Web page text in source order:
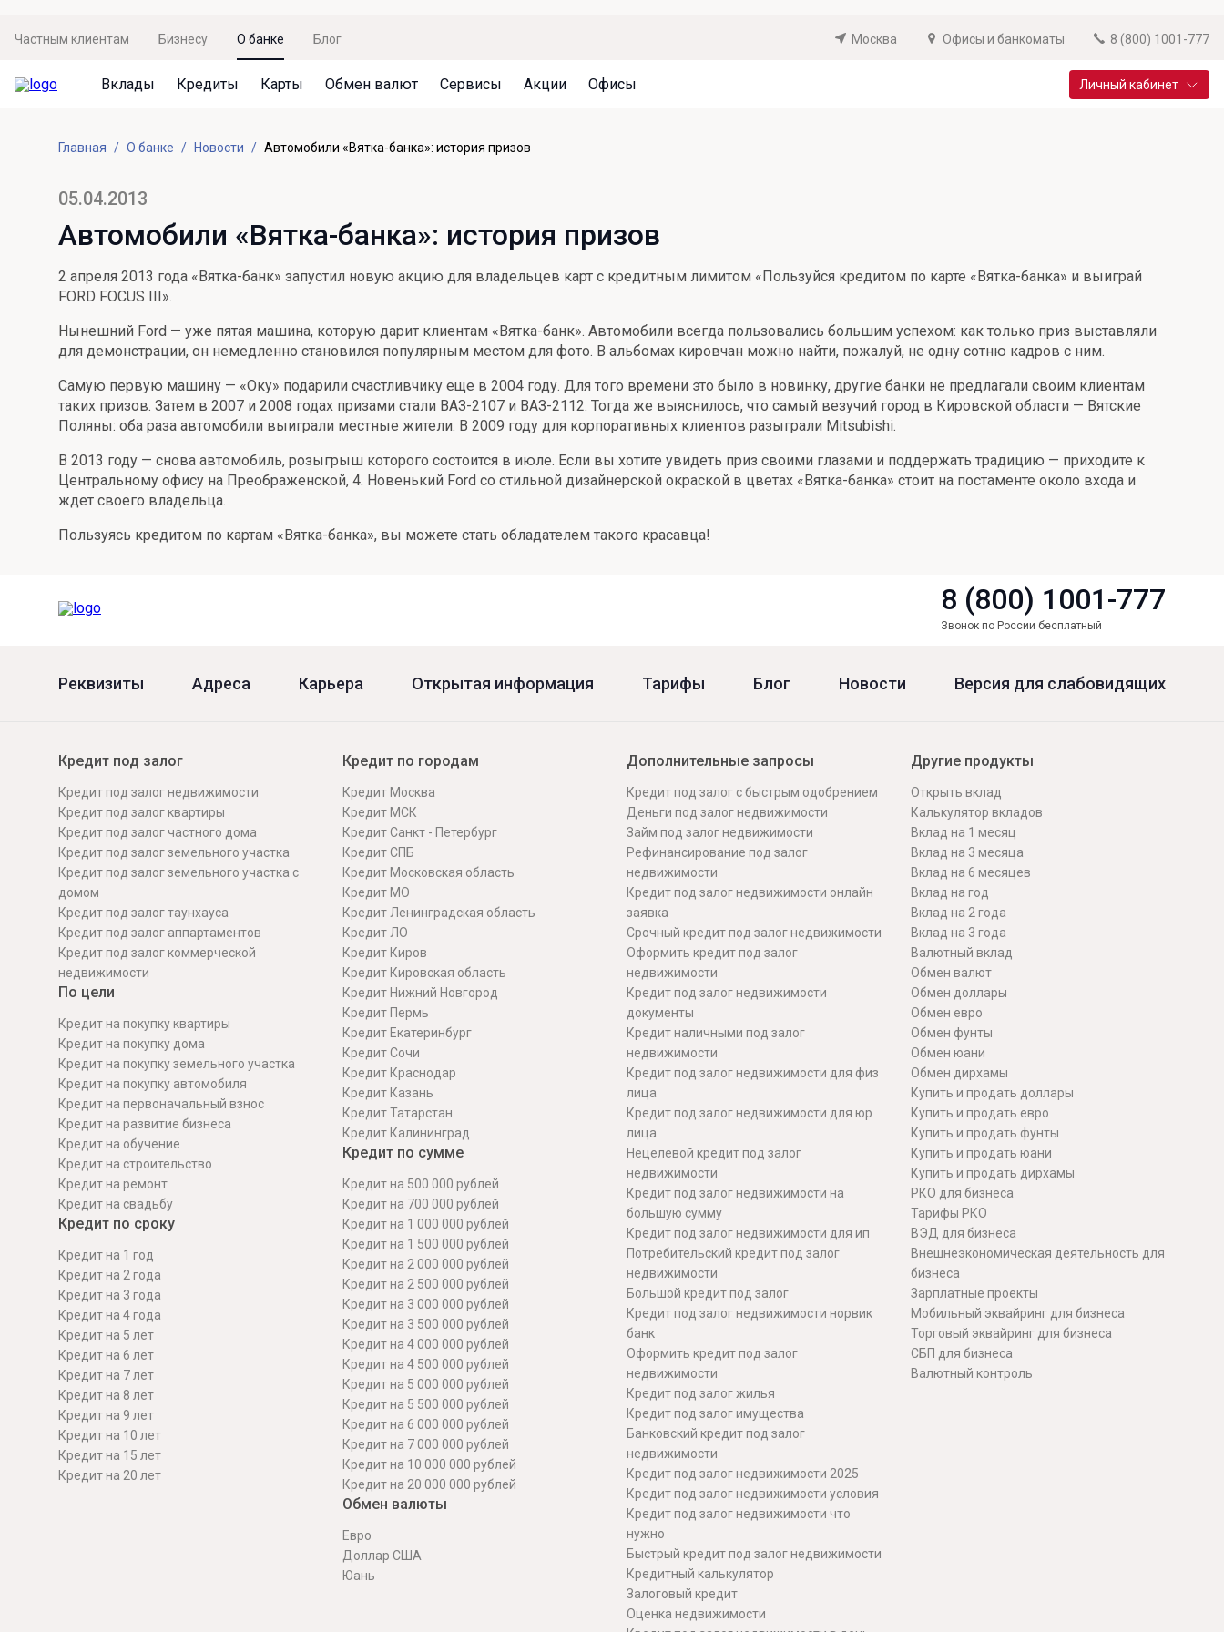
Частным клиентам Бизнесу О банке Блог Москва Офисы и банкоматы 8 (800) 1001-777
Вклады
Не упусти момент
Просто вклад
Накопительный
Отличная стратегия+
Фиксируй доход
Новый старт
Валютный плюс
Онлайн
Все вклады
Система страхования вкладов
Архив вкладов
Кредиты
Кредит под залог недвижимости
Рефинансирование
Кредит на автомобиль
Потребительский кредит
Все кредиты
Привилегии для клиентов
Реструктуризация
Подбор новой недвижимости
Карты
Дебетовая карта с пакетом услуг
Премиальная карта Mir Supreme
Пенсионная карта
Все карты
Документы
Кешбэк
Обмен валют
Курсы валют
Бронирование валюты
Курсы валют ЦБ
Сервисы
Оплата кредита
Оценка недвижимости
Подбор новой недвижимости
СБПей
Mir Pay
Госуслуги
Регистрация в ЕБС
Удаленная идентификация
Мобильное приложение
Подтверждение согласия через Госуслуги
Все сервисы
Акции
Акция «Приведи друга»
Акция «Ставка на бизнес»
Офисы Личный кабинет
Главная О банке Новости Автомобили «Вятка-банка»: история призов
05.04.2013
Автомобили «Вятка-банка»: история призов
2 апреля 2013 года «Вятка-банк» запустил новую акцию для владельцев карт с кредитным лимитом «Пользуйся кредитом по карте «Вятка-банка» и выиграй
FORD FOCUS III».
Нынешний Ford — уже пятая машина, которую дарит клиентам «Вятка-банк». Автомобили всегда пользовались большим успехом: как только приз выставляли
для демонстрации, он немедленно становился популярным местом для фото. В альбомах кировчан можно найти, пожалуй, не одну сотню кадров с ним.
Самую первую машину — «Оку» подарили счастливчику еще в 2004 году. Для того времени это было в новинку, другие банки не предлагали своим клиентам
таких призов. Затем в 2007 и 2008 годах призами стали ВАЗ-2107 и ВАЗ-2112. Тогда же выяснилось, что самый везучий город в Кировской области — Вятские
Поляны: оба раза автомобили выиграли местные жители. В 2009 году для корпоративных клиентов разыграли Mitsubishi.
В 2013 году — снова автомобиль, розыгрыш которого состоится в июле. Если вы хотите увидеть приз своими глазами и поддержать традицию — приходите к
Центральному офису на Преображенской, 4. Новенький Ford со стильной дизайнерской окраской в цветах «Вятка-банка» стоит на постаменте около входа и
ждет своего владельца.
Пользуясь кредитом по картам «Вятка-банка», вы можете стать обладателем такого красавца!
8 (800) 1001-777
Звонок по России бесплатный
Реквизиты Адреса Карьера Открытая информация Тарифы Блог Новости Версия для слабовидящих
Кредит под залог
Кредит под залог недвижимости
Кредит под залог квартиры
Кредит под залог частного дома
Кредит под залог земельного участка
Кредит под залог земельного участка с
домом
Кредит под залог таунхауса
Кредит под залог аппартаментов
Кредит под залог коммерческой
недвижимости
По цели
Кредит на покупку квартиры
Кредит на покупку дома
Кредит на покупку земельного участка
Кредит на покупку автомобиля
Кредит на первоначальный взнос
Кредит на развитие бизнеса
Кредит на обучение
Кредит на строительcтво
Кредит на ремонт
Кредит на свадьбу
Кредит по сроку
Кредит на 1 год
Кредит на 2 года
Кредит на 3 года
Кредит на 4 года
Кредит на 5 лет
Кредит на 6 лет
Кредит на 7 лет
Кредит на 8 лет
Кредит на 9 лет
Кредит на 10 лет
Кредит на 15 лет
Кредит на 20 лет
Кредит по городам
Кредит Москва
Кредит МСК
Кредит Санкт - Петербург
Кредит СПБ
Кредит Московская область
Кредит МО
Кредит Ленинградская область
Кредит ЛО
Кредит Киров
Кредит Кировская область
Кредит Нижний Новгород
Кредит Пермь
Кредит Екатеринбург
Кредит Сочи
Кредит Краснодар
Кредит Казань
Кредит Татарстан
Кредит Калининград
Кредит по сумме
Кредит на 500 000 рублей
Кредит на 700 000 рублей
Кредит на 1 000 000 рублей
Кредит на 1 500 000 рублей
Кредит на 2 000 000 рублей
Кредит на 2 500 000 рублей
Кредит на 3 000 000 рублей
Кредит на 3 500 000 рублей
Кредит на 4 000 000 рублей
Кредит на 4 500 000 рублей
Кредит на 5 000 000 рублей
Кредит на 5 500 000 рублей
Кредит на 6 000 000 рублей
Кредит на 7 000 000 рублей
Кредит на 10 000 000 рублей
Кредит на 20 000 000 рублей
Обмен валюты
Евро
Доллар США
Юань
Дополнительные запросы
Кредит под залог с быстрым одобрением
Деньги под залог недвижимости
Займ под залог недвижимости
Рефинансирование под залог
недвижимости
Кредит под залог недвижимости онлайн
заявка
Срочный кредит под залог недвижимости
Оформить кредит под залог
недвижимости
Кредит под залог недвижимости
документы
Кредит наличными под залог
недвижимости
Кредит под залог недвижимости для физ
лица
Кредит под залог недвижимости для юр
лица
Нецелевой кредит под залог
недвижимости
Кредит под залог недвижимости на
большую сумму
Кредит под залог недвижимости для ип
Потребительский кредит под залог
недвижимости
Большой кредит под залог
Кредит под залог недвижимости норвик
банк
Оформить кредит под залог
недвижимости
Кредит под залог жилья
Кредит под залог имущества
Банковский кредит под залог
недвижимости
Кредит под залог недвижимости 2025
Кредит под залог недвижимости условия
Кредит под залог недвижимости что
нужно
Быстрый кредит под залог недвижимости
Кредитный калькулятор
Залоговый кредит
Оценка недвижимости
Другие продукты
Открыть вклад
Калькулятор вкладов
Вклад на 1 месяц
Вклад на 3 месяца
Вклад на 6 месяцев
Вклад на год
Вклад на 2 года
Вклад на 3 года
Валютный вклад
Обмен валют
Обмен доллары
Обмен евро
Обмен фунты
Обмен юани
Обмен дирхамы
Купить и продать доллары
Купить и продать евро
Купить и продать фунты
Купить и продать юани
Купить и продать дирхамы
РКО для бизнеса
Тарифы РКО
ВЭД для бизнеса
Внешнеэкономическая деятельность для
бизнеса
Зарплатные проекты
Мобильный эквайринг для бизнеса
Торговый эквайринг для бизнеса
СБП для бизнеса
Валютный контроль